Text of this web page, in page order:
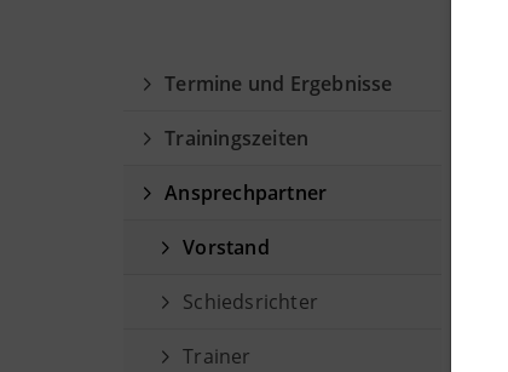
Termine und Ergebnisse
Trainingszeiten
Ansprechpartner
Vorstand
Schiedsrichter
Trainer